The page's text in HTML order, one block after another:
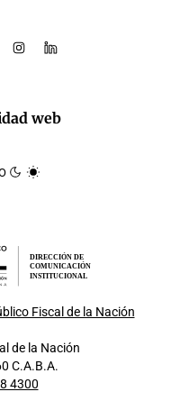
web
DIRECCIÓN DE
COMUNICACIÓN
INSTITUCIONAL
Fiscal de la Nación
de la Nación
C.A.B.A.
4300